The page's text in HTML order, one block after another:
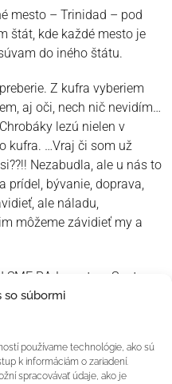
so súbormi
používame technológie, ako sú
k informáciám o zariadení.
spracovávať údaje, ako je
mesto – Trinidad – pod
štát, kde každé mesto je
do iného štátu.
Z kufra vyberiem
aj oči, nech nič nevidím…
lezú nielen v
kufra. …Vraj či som už
Nezabudla, ale u nás to
prídel, bývanie, doprava,
ale náladu,
môžeme závidieť my a
RAJ – ostrov Santa
bieleho piesku a
vidím, ako mnohí turisti